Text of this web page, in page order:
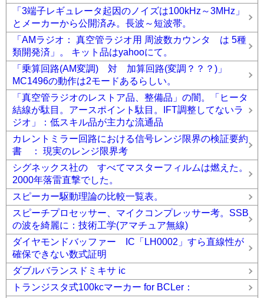
「3端子レギュレータ起因のノイズは100kHz～3MHz」
とメーカーから公開済み。長波～短波帯。
「AMラジオ： 真空管ラジオ用 周波数カウンタ は 5種
類開発済」。 キット品はyahooにて。
「乗算回路(AM変調) 対 加算回路(変調？？？)」
MC1496の動作は2モードあるらしい。
「真空管ラジオのレストア品、整備品」の闇。「ヒータ
結線が駄目。アースポイント駄目。IFT調整してないラ
ジオ」：低スキル品が主力な流通品
カレントミラー回路における信号レンジ限界の検証要約
書 ： 現実のレンジ限界考
シグネックス社の すべてマスターフィルムは燃えた。
2000年落雷直撃でした。
スピーカー駆動理論の比較一覧表。
スピーチプロセッサー、マイクコンプレッサー考。SSB
の波を綺麗に：技術工学(アマチュア無線)
ダイヤモンドバッファー IC「LH0002」すら直線性が
確保できない数式証明
ダブルバランスドミキサ ic
トランジスタ式100kcマーカー for BCLer：